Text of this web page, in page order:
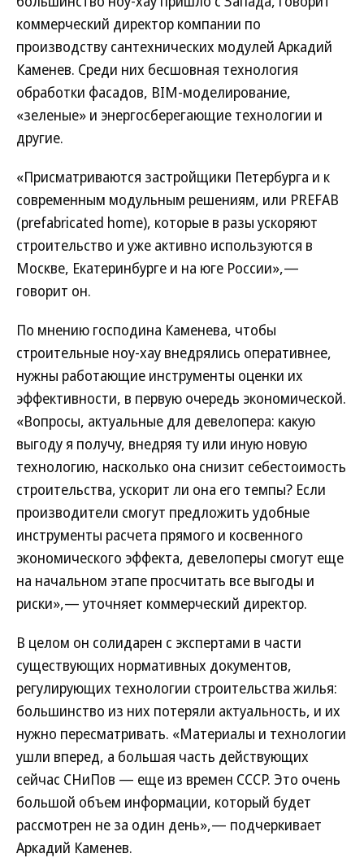
коммерческий директор компании по
производству сантехнических модулей Аркадий
Каменев. Среди них бесшовная технология
обработки фасадов, BIM-моделирование,
«зеленые» и энергосберегающие технологии и
другие.
«Присматриваются застройщики Петербурга и к
современным модульным решениям, или PREFAB
(prefabricated home), которые в разы ускоряют
строительство и уже активно используются в
Москве, Екатеринбурге и на юге России»,—
говорит он.
По мнению господина Каменева, чтобы
строительные ноу-хау внедрялись оперативнее,
нужны работающие инструменты оценки их
эффективности, в первую очередь экономической.
«Вопросы, актуальные для девелопера: какую
выгоду я получу, внедряя ту или иную новую
технологию, насколько она снизит себестоимость
строительства, ускорит ли она его темпы? Если
производители смогут предложить удобные
инструменты расчета прямого и косвенного
экономического эффекта, девелоперы смогут еще
на начальном этапе просчитать все выгоды и
риски»,— уточняет коммерческий директор.
В целом он солидарен с экспертами в части
существующих нормативных документов,
регулирующих технологии строительства жилья:
большинство из них потеряли актуальность, и их
нужно пересматривать. «Материалы и технологии
ушли вперед, а большая часть действующих
сейчас СНиПов — еще из времен СССР. Это очень
большой объем информации, который будет
рассмотрен не за один день»,— подчеркивает
Аркадий Каменев.